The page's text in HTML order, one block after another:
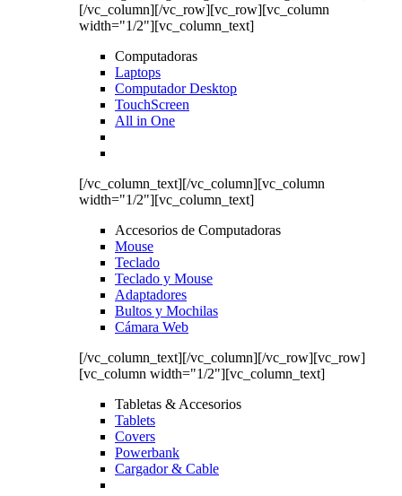
[/vc_column][/vc_row][vc_row][vc_column
width="1/2"][vc_column_text]
Computadoras
Laptops
Computador Desktop
TouchScreen
All in One
[/vc_column_text][/vc_column][vc_column
width="1/2"][vc_column_text]
Accesorios de Computadoras
Mouse
Teclado
Teclado y Mouse
Adaptadores
Bultos y Mochilas
Cámara Web
[/vc_column_text][/vc_column][/vc_row][vc_row]
[vc_column width="1/2"][vc_column_text]
Tabletas & Accesorios
Tablets
Covers
Powerbank
Cargador & Cable